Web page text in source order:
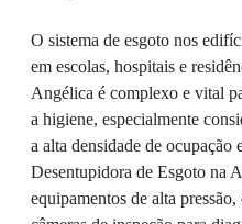
O sistema de esgoto nos
em escolas, hospitais e
Angélica é complexo e vital
a higiene, especialmente
a alta densidade de ocupação
Desentupidora de Esgoto na
equipamentos de alta